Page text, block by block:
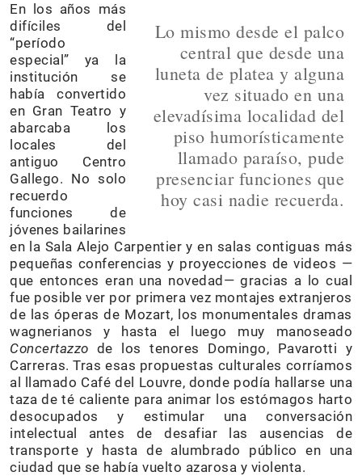
Lo mismo desde el palco
central que desde una
luneta de platea y alguna
vez situado en una
elevadísima localidad del
piso humorísticamente
llamado paraíso, pude
presenciar funciones que
hoy casi nadie recuerda.
En los años más
difíciles del
“período
especial” ya la
institución se
había convertido
en Gran Teatro y
abarcaba los
locales del
antiguo Centro
Gallego. No solo
recuerdo
funciones de
jóvenes bailarines
en la Sala Alejo Carpentier y en salas contiguas más
pequeñas conferencias y proyecciones de videos —
que entonces eran una novedad— gracias a lo cual
fue posible ver por primera vez montajes extranjeros
de las óperas de Mozart, los monumentales dramas
wagnerianos y hasta el luego muy manoseado
Concertazzo de los tenores Domingo, Pavarotti y
Carreras. Tras esas propuestas culturales corríamos
al llamado Café del Louvre, donde podía hallarse una
taza de té caliente para animar los estómagos harto
desocupados y estimular una conversación
intelectual antes de desafiar las ausencias de
transporte y hasta de alumbrado público en una
ciudad que se había vuelto azarosa y violenta.